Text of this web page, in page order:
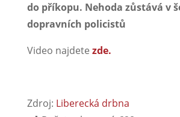
do příkopu. Nehoda zůstává v
dopravních policistů
Video najdete zde.
Zdroj: Liberecká drbna